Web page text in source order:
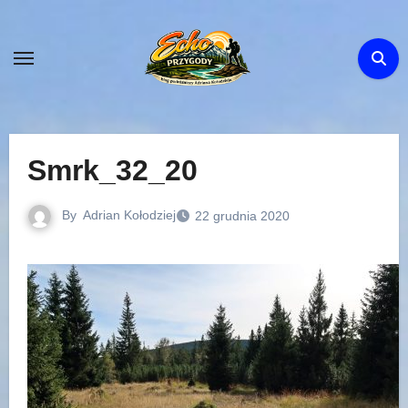
content
Smrk_32_20
By Adrian Kołodziej 22 grudnia 2020